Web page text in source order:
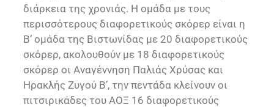
διάρκεια της χρονιάς. Η ομάδα με τους
περισσότερους διαφορετικούς σκόρερ είναι η
Β’ ομάδα της Βιστωνίδας με 20 διαφορετικούς
σκόρερ, ακολουθούν με 18 διαφορετικούς
σκόρερ οι Αναγέννηση Παλιάς Χρύσας και
Ηρακλής Ζυγού Β’, την πεντάδα κλείνουν οι
πιτσιρικάδες του ΑΟΞ 16 διαφορετικούς